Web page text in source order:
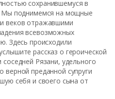
сохранившемуся в
Мы поднимемся на мощные
веков отражавшими
всевозможных
Здесь происходили
рассказ о героической
Рязани, удельного
преданной супруги
себя и своего сына от